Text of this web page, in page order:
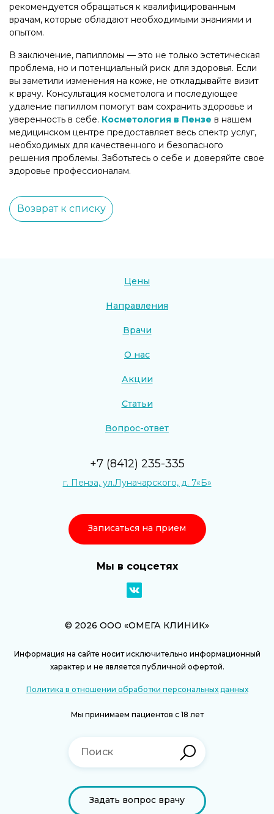
рекомендуется обращаться к квалифицированным
врачам, которые обладают необходимыми знаниями и
опытом.
В заключение, папилломы — это не только эстетическая
проблема, но и потенциальный риск для здоровья. Если
вы заметили изменения на коже, не откладывайте визит
к врачу. Консультация косметолога и последующее
удаление папиллом помогут вам сохранить здоровье и
уверенность в себе. Косметология в Пензе в нашем
медицинском центре предоставляет весь спектр услуг,
необходимых для качественного и безопасного
решения проблемы. Заботьтесь о себе и доверяйте свое
здоровье профессионалам.
Возврат к списку
© 2026 ООО «ОМЕГА КЛИНИК»
Информация на сайте носит исключительно информационный
характер и не является публичной офертой.
Политика в отношении обработки персональных данных
Мы принимаем пациентов с 18 лет
+7 (8412) 235-335
г. Пенза, ул.Луначарского, д. 7«Б»
Записаться на прием
Цены
Направления
Врачи
О нас
Акции
Статьи
Вопрос-ответ
Мы в соцсетях
Задать вопрос врачу